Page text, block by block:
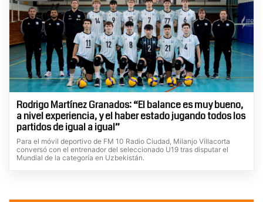
Rodrigo Martínez Granados: “El balance es muy bueno,
a nivel experiencia, y el haber estado jugando todos los
partidos de igual a igual”
Para el móvil deportivo de FM 10 Radio Ciudad, Milanjo Villacorta
conversó con el entrenador del seleccionado U19 tras disputar el
Mundial de la categoría en Uzbekistán.